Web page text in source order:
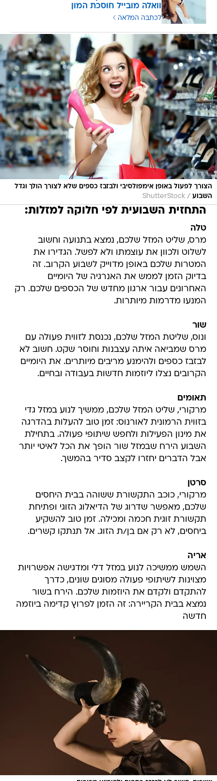
וואלה מובייל חוסכת המון
לכתבה המלאה
הצורך לפעול באופן אימפולסיבי ולבזבז כספים שלא לצורך הולך וגדל
השבוע /
ShutterStock
התחזית השבועית לפי חלוקה למזלות:
טלה
מרס, שליט המזל שלכם, נמצא בתנועה וחשוב
לשלוט ולכוון את עוצמתו ולא לפשל. הגדירו את
המטרות שלכם באופן מדוייק לשבוע הקרוב. זה
בדיוק הזמן לממש את האנרגיה של היומיים
האחרונים עבור ארגון מחדש של הכספים שלכם. רק
המנעו מדרמות מיותרות.
שור
ונוס, שליטת המזל שלכם, נכנסת לזווית פעולה עם
מרס שמביאה איתה עצבנות וחוסר שקט. חשוב לא
לבזבז כספים ולהימנע מריבים מיותרים. את היומיים
הקרובים נצלו ליוזמות חדשות בעבודה ובחיים.
תאומים
מרקורי, שליט המזל שלכם, ממשיך לנוע במזל גדי
בזווית הרמונית לאורנוס: זמן טוב להעלות בהדרגה
את מינון הפעילות ולחפש שיתופי פעולה. בתחילת
השבוע הירח שבמזל שור הופך את הכל לאיטי יותר
אבל הדברים יחזרו לקצב סדיר בהמשך.
סרטן
מרקורי, כוכב התקשורת ששוהה בבית היחסים
שלכם, מאפשר שדרוג של הדיאלוג הזוגי ופתיחת
תקשורת זוגית חכמה ומכילה. זמן טוב להשקיע
ביחסים, לא רק אם בן/ת הזוג. אל תנתקו קשרים.
אריה
השמש ממשיכה לנוע במזל דלי ומדגישה אפשרויות
מצוינות לשיתופי פעולה מסוגים שונים, כדרך
להתקדם ולקדם את היוזמות שלכם. הירח בשור
נמצא בבית הקריירה: זה הזמן לפרוץ קדימה ביוזמה
חדשה